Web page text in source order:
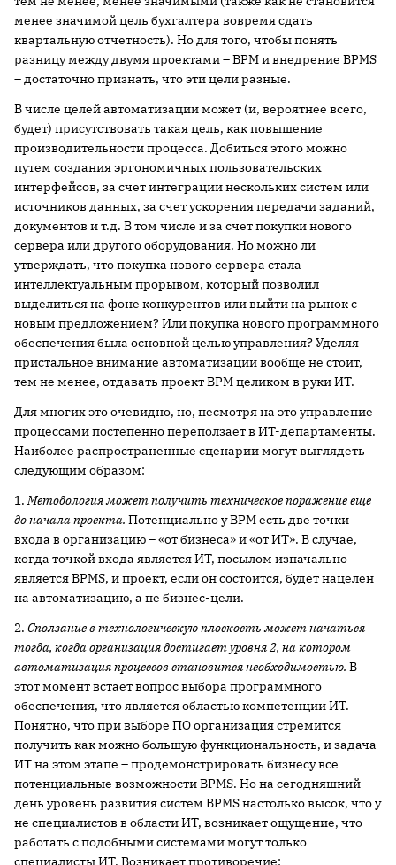
менее значимой цель бухгалтера вовремя сдать
квартальную отчетность). Но для того, чтобы понять
разницу между двумя проектами – BPM и внедрение BPMS
– достаточно признать, что эти цели разные.
В числе целей автоматизации может (и, вероятнее всего,
будет) присутствовать такая цель, как повышение
производительности процесса. Добиться этого можно
путем создания эргономичных пользовательских
интерфейсов, за счет интеграции нескольких систем или
источников данных, за счет ускорения передачи заданий,
документов и т.д. В том числе и за счет покупки нового
сервера или другого оборудования. Но можно ли
утверждать, что покупка нового сервера стала
интеллектуальным прорывом, который позволил
выделиться на фоне конкурентов или выйти на рынок с
новым предложением? Или покупка нового программного
обеспечения была основной целью управления? Уделяя
пристальное внимание автоматизации вообще не стоит,
тем не менее, отдавать проект BPM целиком в руки ИТ.
Для многих это очевидно, но, несмотря на это управление
процессами постепенно переползает в ИТ-департаменты.
Наиболее распространенные сценарии могут выглядеть
следующим образом:
1.Методология может получить техническое поражение еще
до начала проекта. Потенциально у BPM есть две точки
входа в организацию – «от бизнеса» и «от ИТ». В случае,
когда точкой входа является ИТ, посылом изначально
является BPMS, и проект, если он состоится, будет нацелен
на автоматизацию, а не бизнес-цели.
2. Сползание в технологическую плоскость может начаться
тогда, когда организация достигает уровня 2, на котором
автоматизация процессов становится необходимостью. В
этот момент встает вопрос выбора программного
обеспечения, что является областью компетенции ИТ.
Понятно, что при выборе ПО организация стремится
получить как можно большую функциональность, и задача
ИТ на этом этапе – продемонстрировать бизнесу все
потенциальные возможности BPMS. Но на сегодняшний
день уровень развития систем BPMS настолько высок, что у
не специалистов в области ИТ, возникает ощущение, что
работать с подобными системами могут только
специалисты ИТ. Возникает противоречие: